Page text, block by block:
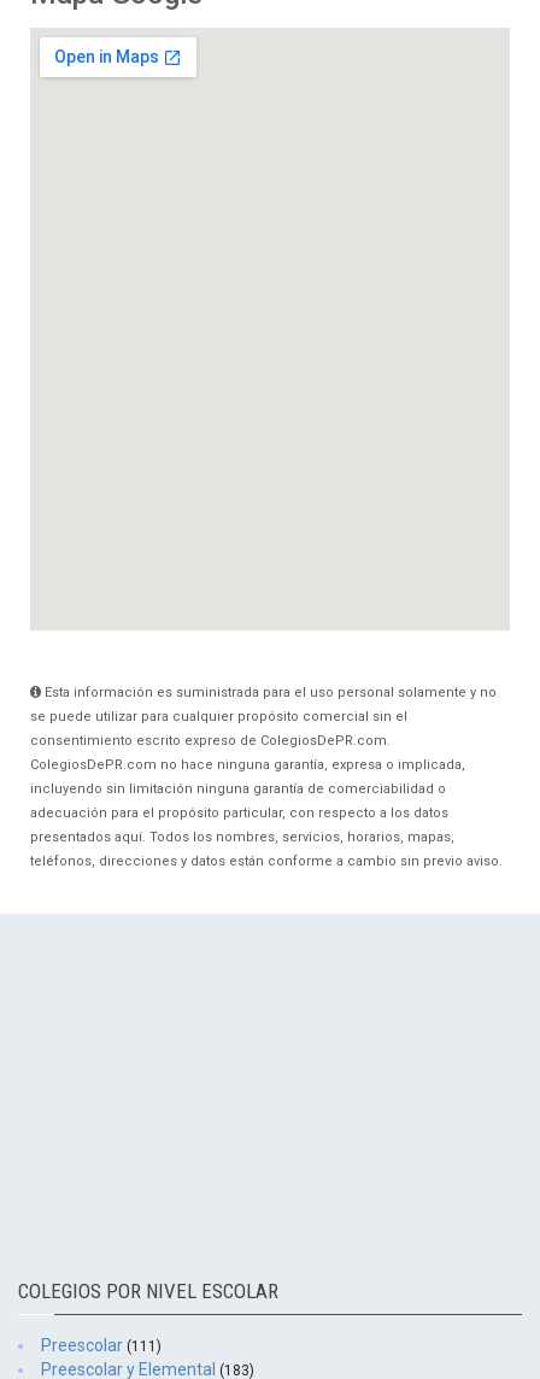
Esta información es suministrada para el uso personal solamente y no
se puede utilizar para cualquier propósito comercial sin el
consentimiento escrito expreso de ColegiosDePR.com.
ColegiosDePR.com no hace ninguna garantía, expresa o implicada,
incluyendo sin limitación ninguna garantía de comerciabilidad o
adecuación para el propósito particular, con respecto a los datos
presentados aquí. Todos los nombres, servicios, horarios, mapas,
teléfonos, direcciones y datos están conforme a cambio sin previo aviso.
COLEGIOS POR NIVEL ESCOLAR
Preescolar (111)
Preescolar y Elemental (183)